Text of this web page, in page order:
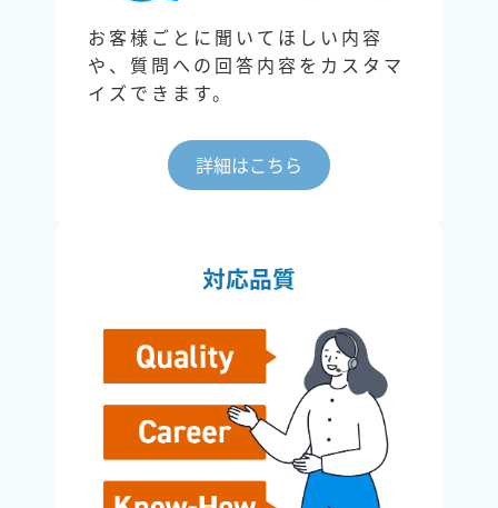
お客様ごとに聞いてほしい内容
や、質問への回答内容をカスタマ
イズできます。
詳細はこちら
対応品質